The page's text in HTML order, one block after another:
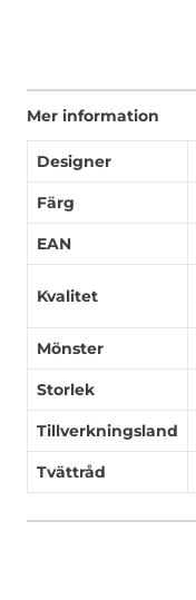
Mer information
Designer
Färg
EAN
Kvalitet
Mönster
Storlek
Tillverkningsland
Tvättråd